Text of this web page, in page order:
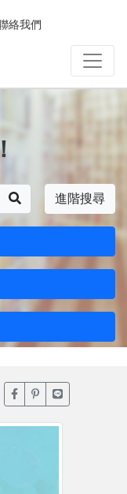
絡我們
進階搜尋
臉書分享(另開新視窗)
噗浪分享(另開新
Line分享(另